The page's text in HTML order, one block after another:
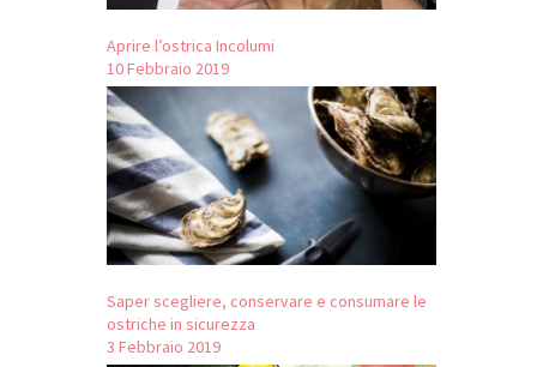
Aprire l’ostrica Incolumi
10 Febbraio 2019
Saper scegliere, conservare e consumare le
ostriche in sicurezza
3 Febbraio 2019